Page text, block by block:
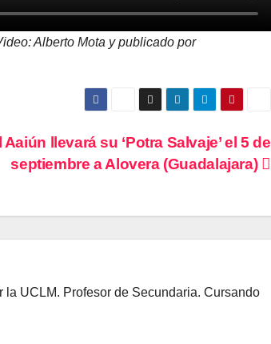
Alberto Mota y publicado por
Aaiún llevará su ‘Potra Salvaje’ el 5 de
septiembre a Alovera (Guadalajara)
UCLM. Profesor de Secundaria. Cursando